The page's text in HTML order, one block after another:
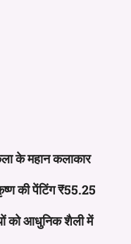
के महान कलाकार
की पेंटिंग₹55.25
को आधुनिक शैली में